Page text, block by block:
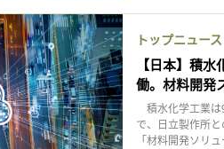
トップニュース
【日本】積
働。材料開発
積水化学工業は
で、日立製作所
「材料開発ソリ